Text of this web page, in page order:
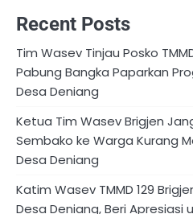
Recent Posts
Tim Wasev Tinjau Posko
Pabung Bangka Paparkan
Desa Deniang
Ketua Tim Wasev Brigjen
Sembako ke Warga Kurang
Desa Deniang
Katim Wasev TMMD 129
Desa Deniang, Beri Apresiasi